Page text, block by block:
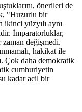
önerileri de
"Huzurlu bir
yüzyılı aynı
İmparatorluklar,
zaman değişmedi.
hakikat ile
Çok daha demokratik
cumhuriyetin
kadar acil bir